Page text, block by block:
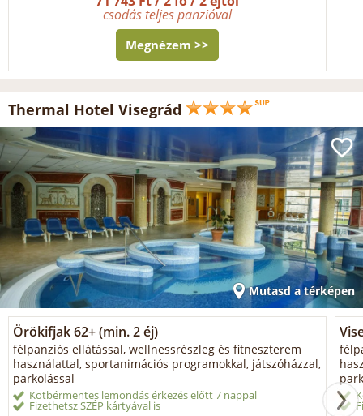
csodás teljes panzióval
Megnézem >>
Thermal Hotel Visegrád
Mutasd a térképen
Örökifjak 62+ (min. 2 éj)
félpanziós ellátással, wellnessrészleg és fitneszterem
használattal, sportanimációs programokkal, játszóházzal,
parkolással
Kötbérmentes lemondás érkezés előtt 7 nappal
Fizethetsz SZÉP kártyával is